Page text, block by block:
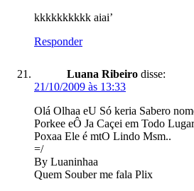
kkkkkkkkkk aiai’
Responder
Luana Ribeiro disse:
21/10/2009 às 13:33
Olá Olhaa eU Só keria Sabero
Porkee eÔ Ja Caçei em Todo
Poxaa Ele é mtO Lindo Msm..
=/
By Luaninhaa
Quem Souber me fala Plix